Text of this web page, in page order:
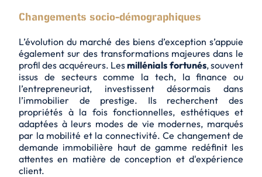
Changements socio-démographiques
L’évolution du marché des biens d’exception s’appuie
également sur des transformations majeures dans le
profil des acquéreurs. Lesmillénials fortunés, souvent
issus de secteurs comme la tech, la finance ou
l’entrepreneuriat, investissent désormais dans
l’immobilier de prestige. Ils recherchent des
propriétés à la fois fonctionnelles, esthétiques et
adaptées à leurs modes de vie modernes, marqués
par la mobilité et la connectivité. Ce changement de
demande immobilière haut de gamme redéfinit les
attentes en matière de conception et d'expérience
client.